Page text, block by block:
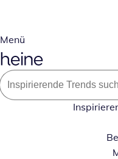
Menü